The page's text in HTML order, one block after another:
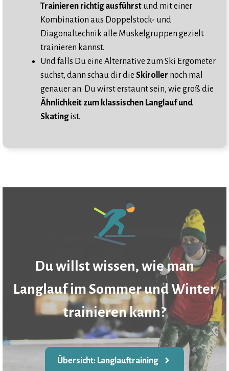
Trainieren richtig ausführst und mit einer
Kombination aus Doppelstock- und
Diagonaltechnik alle Muskelgruppen gezielt
trainieren kannst.
Und falls Du eine Alternative zum Ski Ergometer
suchst, dann schau dir die Skiroller noch mal
genauer an. Du wirst erstaunt sein, wie groß die
Ähnlichkeit zum klassischen Langlauf und
Skatingist.
Du willst wissen, wie man
Langlauf im Sommer und Winter
trainieren kann?
Übersicht: Langlauftraining